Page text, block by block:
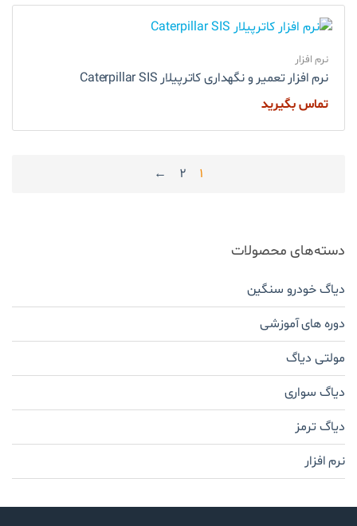
نرم افزار
نرم افزار تعمیر و نگهداری کاترپیلار Caterpillar SIS
تماس بگیرید
1
2
←
دسته‌های محصولات
دیاگ خودرو سنگین
دوره های آموزشی
مولتی دیاگ
دیاگ سواری
دیاگ ترمز
نرم افزار